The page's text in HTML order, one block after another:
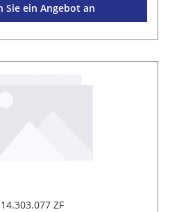
Sie ein Angebot an
ZF